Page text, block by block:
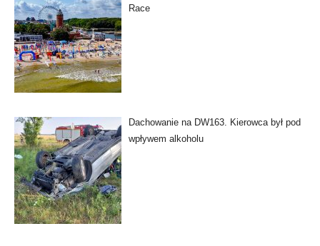
Race
Dachowanie na DW163. Kierowca był pod
wpływem alkoholu